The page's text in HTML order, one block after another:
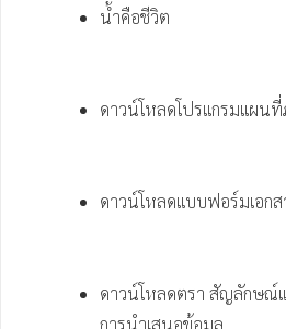
น้ำคือชีวิต
ดาวน์โหลดโปรแกรมแผน
ดาวน์โหลดแบบฟอร์มเอกส
ดาวน์โหลดตรา สัญลักษณ์
การนำเสนอข้อมูล